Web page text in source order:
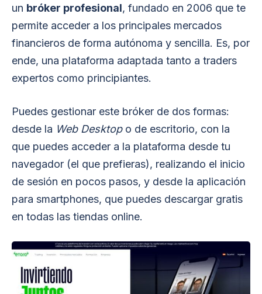
un bróker profesional, fundado en 2006 que te
permite acceder a los principales mercados
financieros de forma autónoma y sencilla. Es, por
ende, una plataforma adaptada tanto a traders
expertos como principiantes.
Puedes gestionar este bróker de dos formas:
desde la Web Desktopo de escritorio, con la
que puedes acceder a la plataforma desde tu
navegador (el que prefieras), realizando el inicio
de sesión en pocos pasos, y desde la aplicación
para smartphones, que puedes descargar gratis
en todas las tiendas online.